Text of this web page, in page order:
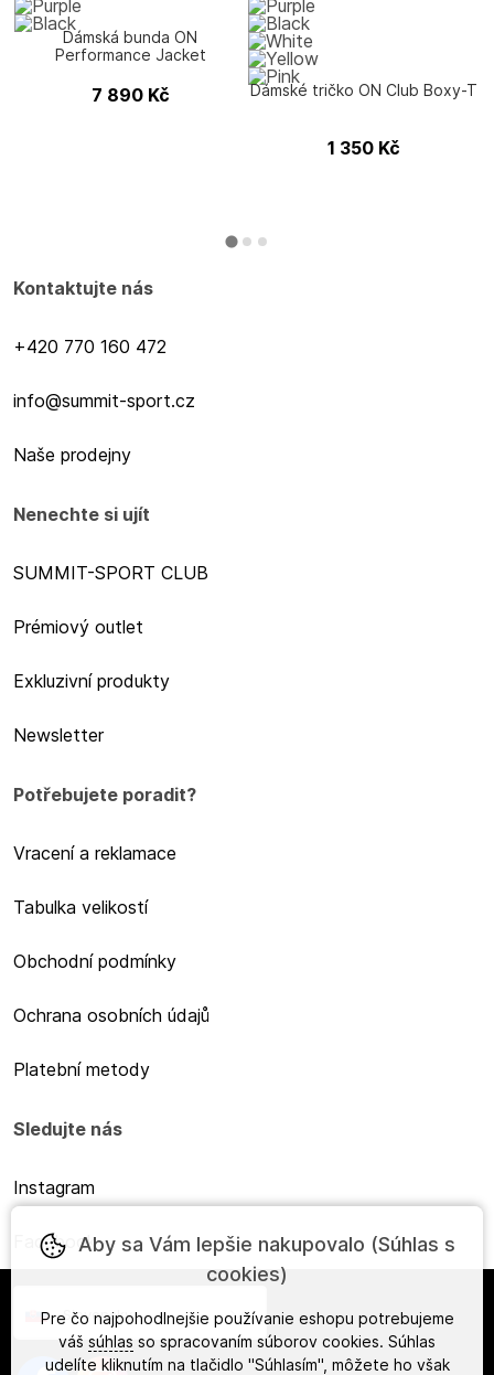
Dámská bunda ON
Performance Jacket
7 890 Kč Dámské tričko ON Club Boxy-T
1 350 Kč
Kontaktujte nás
+420 770 160 472
info@summit-sport.cz
Naše prodejny
Nenechte si ujít
SUMMIT-SPORT CLUB
Prémiový outlet
Exkluzivní produkty
Newsletter
Potřebujete poradit?
Vracení a reklamace
Tabulka velikostí
Obchodní podmínky
Ochrana osobních údajů
Platební metody
Sledujte nás
Instagram
Facebook
Slovensky
Aby sa Vám lepšie nakupovalo (Súhlas s
cookies)
Pre čo najpohodlnejšie používanie eshopu potrebujeme
váš súhlas so spracovaním súborov cookies. Súhlas
udelíte kliknutím na tlačidlo "Súhlasím", môžete ho však